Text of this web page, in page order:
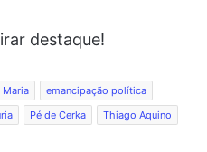
destaque!
Maria
emancipação política
Pé de Cerka Thiago Aquino